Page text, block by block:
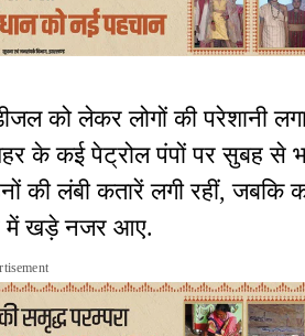
को लेकर लोगों की परेशानी
के कई पेट्रोल पंपों पर सुबह से
की लंबी कतारें लगी रहीं, जबकि
में खड़े नजर आए.